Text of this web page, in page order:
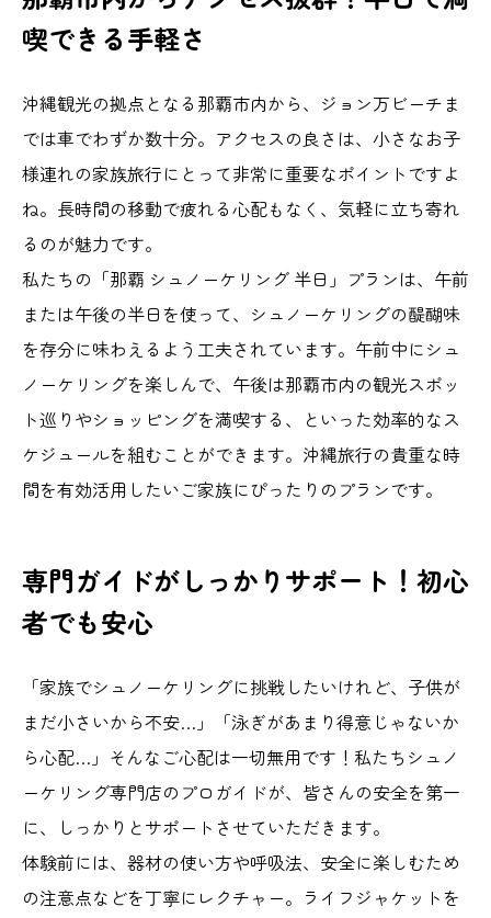
喫できる手軽さ
沖縄観光の拠点となる那覇市内から、ジョン万ビーチま
では車でわずか数十分。アクセスの良さは、小さなお子
様連れの家族旅行にとって非常に重要なポイントですよ
ね。長時間の移動で疲れる心配もなく、気軽に立ち寄れ
るのが魅力です。
私たちの「那覇 シュノーケリング 半日」プランは、午前
または午後の半日を使って、シュノーケリングの醍醐味
を存分に味わえるよう工夫されています。午前中にシュ
ノーケリングを楽しんで、午後は那覇市内の観光スポッ
ト巡りやショッピングを満喫する、といった効率的なス
ケジュールを組むことができます。沖縄旅行の貴重な時
間を有効活用したいご家族にぴったりのプランです。
専門ガイドがしっかりサポート！初心
者でも安心
「家族でシュノーケリングに挑戦したいけれど、子供が
まだ小さいから不安…」「泳ぎがあまり得意じゃないか
ら心配…」そんなご心配は一切無用です！私たちシュノ
ーケリング専門店のプロガイドが、皆さんの安全を第一
に、しっかりとサポートさせていただきます。
体験前には、器材の使い方や呼吸法、安全に楽しむため
の注意点などを丁寧にレクチャー。ライフジャケットを